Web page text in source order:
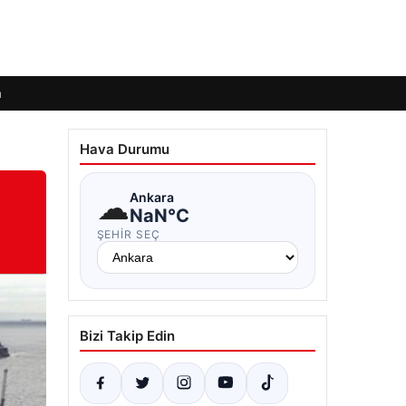
Hava Durumu
☁Ankara
NaN°C
ŞEHIR SEÇ
Bizi Takip Edin